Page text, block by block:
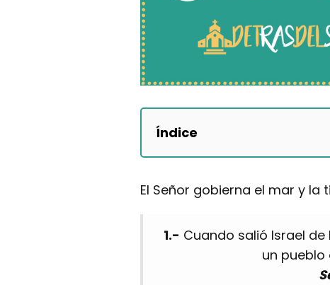
Índice
El Señor gobierna el mar y
1.- Cuando salió Israel
un pueblo